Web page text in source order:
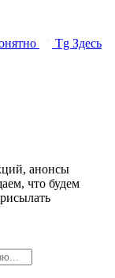
Tg Здесь
анонсы
что будем